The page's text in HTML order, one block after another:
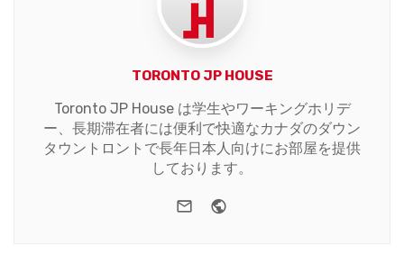
TORONTO JP HOUSE
Toronto JP House は学生やワーキングホリデ
ー、長期滞在者には便利で快適なカナダのダウン
タウントロントで長年日本人向けにお部屋を提供
しております。
e-mail